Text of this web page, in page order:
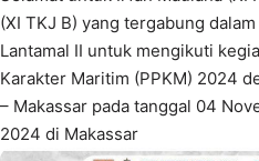
(XI TKJ B) yang tergabung
Lantamal II untuk mengikuti
Karakter Maritim (PPKM) 2024
– Makassar pada tanggal 04
2024 di Makassar